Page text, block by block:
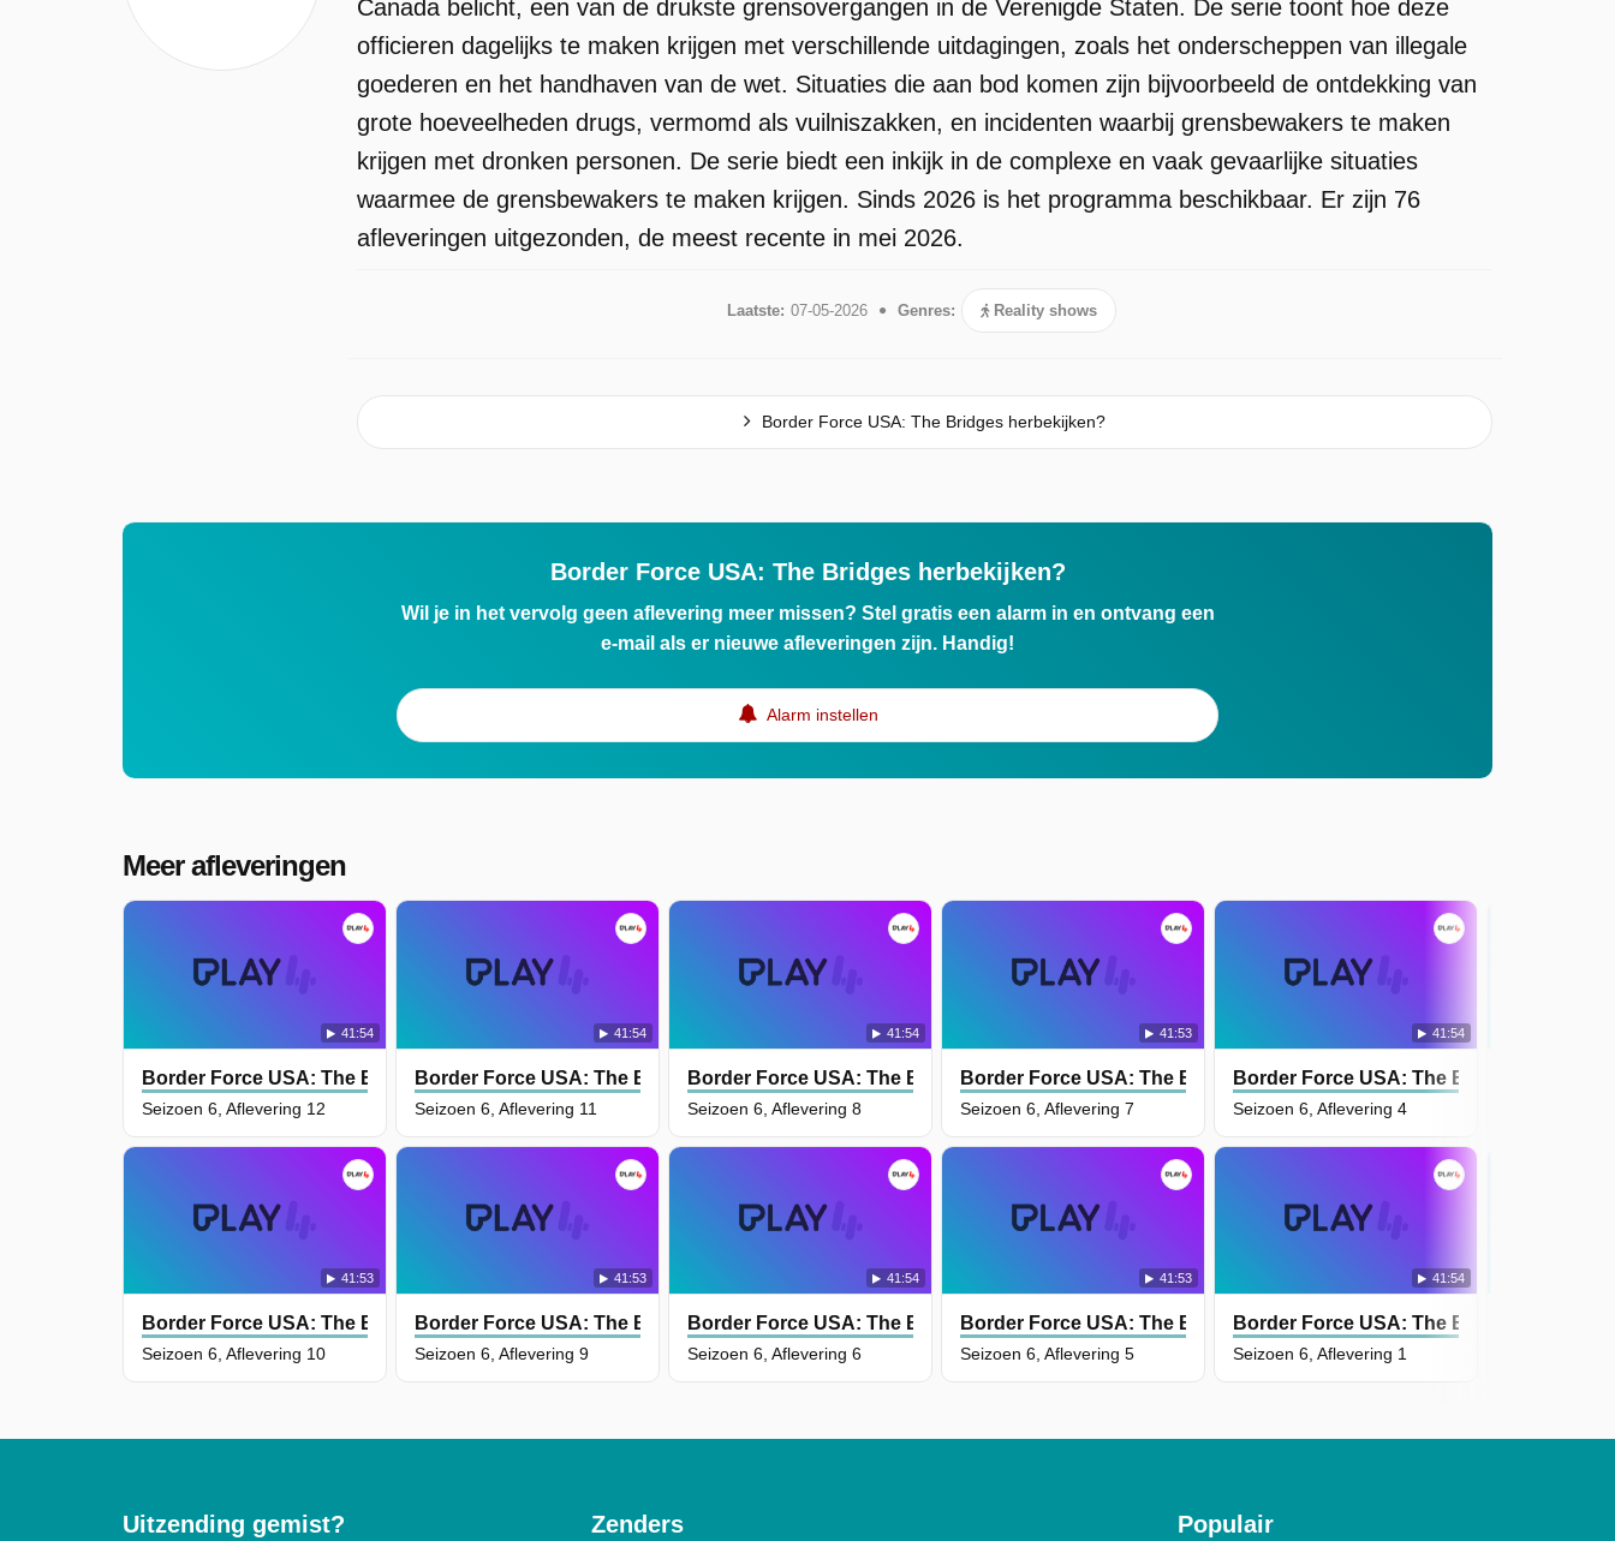
Canada belicht, een van de drukste grensovergangen in de Verenigde Staten. De serie toont hoe deze
officieren dagelijks te maken krijgen met verschillende uitdagingen, zoals het onderscheppen van illegale
goederen en het handhaven van de wet. Situaties die aan bod komen zijn bijvoorbeeld de ontdekking van
grote hoeveelheden drugs, vermomd als vuilniszakken, en incidenten waarbij grensbewakers te maken
krijgen met dronken personen. De serie biedt een inkijk in de complexe en vaak gevaarlijke situaties
waarmee de grensbewakers te maken krijgen. Sinds 2026 is het programma beschikbaar. Er zijn 76
afleveringen uitgezonden, de meest recente in mei 2026.
Laatste: 07-05-2026 Genres: Reality shows
Border Force USA: The Bridges herbekijken?
Border Force USA: The Bridges herbekijken?
Wil je in het vervolg geen aflevering meer missen? Stel gratis een alarm in en ontvang een
e-mail als er nieuwe afleveringen zijn. Handig!
Alarm instellen
Meer afleveringen
41:54
Border Force USA: The Bridges
Seizoen 6, Aflevering 12
41:54
Border Force USA: The Bridges
Seizoen 6, Aflevering 11
41:53
Border Force USA: The Bridges
Seizoen 6, Aflevering 10
41:53
Border Force USA: The Bridges
Seizoen 6, Aflevering 9
41:54
Border Force USA: The Bridges
Seizoen 6, Aflevering 8
41:53
Border Force USA: The Bridges
Seizoen 6, Aflevering 7
41:54
Border Force USA: The Bridges
Seizoen 6, Aflevering 6
41:53
Border Force USA: The Bridges
Seizoen 6, Aflevering 5
41:54
Border Force USA: The Bridges
Seizoen 6, Aflevering 4
41:54
Border Force USA: The Bridges
Seizoen 6, Aflevering 1
Uitzending gemist? Zenders Populair